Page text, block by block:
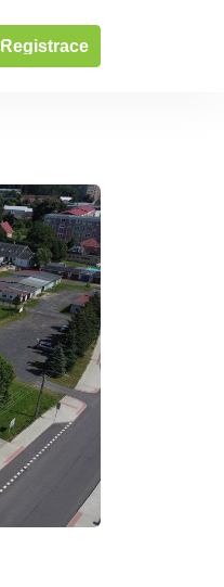
Registrace